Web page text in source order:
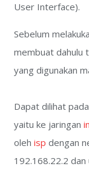
User Interface).
Sebelum
membuat dahulu
yang digunakan
Dapat dilihat
yaitu ke jaringan
oleh isp dengan
192.168.22.2